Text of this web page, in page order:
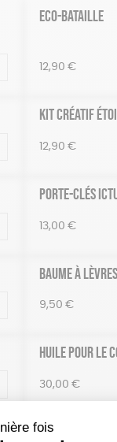
ECO-BATAILLE
12,90 €
KIT CRÉATIF
12,90 €
PORTE-CLÉS
13,00 €
BAUME À
9,50 €
HUILE POUR LE
30,00 €
KIT DE